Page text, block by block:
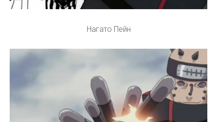
Нагато Пейн